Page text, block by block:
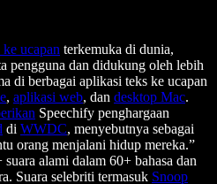
ke ucapan terkemuka di dunia,
pengguna dan didukung oleh lebih
di berbagai aplikasi teks ke ucapan
, aplikasi web, dan desktop Mac.
Speechify penghargaan
di WWDC, menyebutnya sebagai
orang menjalani hidup mereka.”
alami dalam 60+ bahasa dan
Suara selebriti termasuk Snoop